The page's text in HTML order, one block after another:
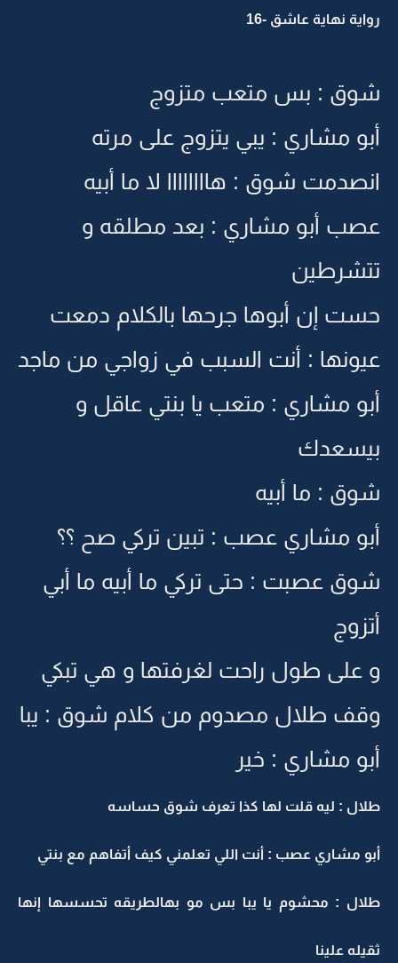
رواية نهاية عاشق -16
شوق : بس متعب متزوج
أبو مشاري : يبي يتزوج على مرته
انصدمت شوق : هاااااااا لا ما أبيه
عصب أبو مشاري : بعد مطلقه و
تتشرطين
حست إن أبوها جرحها بالكلام دمعت
عيونها : أنت السبب في زواجي من ماجد
أبو مشاري : متعب يا بنتي عاقل و
بيسعدك
شوق : ما أبيه
أبو مشاري عصب : تبين تركي صح ؟؟
شوق عصبت : حتى تركي ما أبيه ما أبي
أتزوج
و على طول راحت لغرفتها و هي تبكي
وقف طلال مصدوم من كلام شوق : يبا
أبو مشاري : خير
طلال : ليه قلت لها كذا تعرف شوق حساسه
أبو مشاري عصب : أنت اللي تعلمني كيف أتفاهم مع بنتي
طلال : محشوم يا يبا بس مو بهالطريقه تحسسها إنها
ثقيله علينا